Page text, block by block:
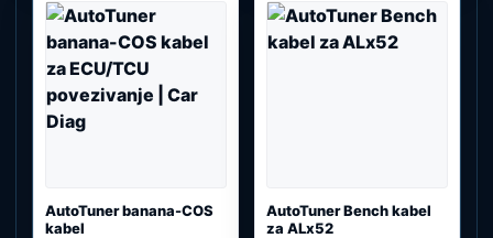
AutoTuner banana-COS
kabel
AutoTuner Bench kabel
za ALx52